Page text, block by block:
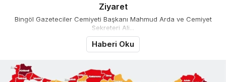
Ziyaret
Bingöl Gazeteciler Cemiyeti Başkanı Mahmud Arda ve Cemiyet
Sekreteri Ali...
Haberi Oku